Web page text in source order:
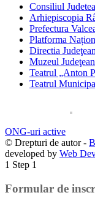
Consiliul
Arhiepiscopia
Prefectura
Platforma
Directia
Muzeul
Teatrul „Anton
Teatrul
ONG-uri active
© Drepturi de autor -
developed by Web
1 Step 1
Formular de